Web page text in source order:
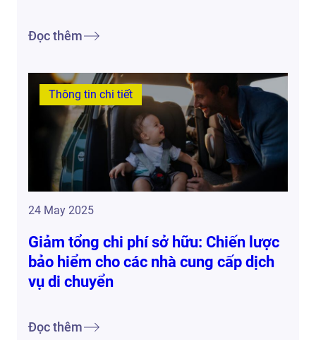
Đọc thêm
Thông tin chi tiết
24 May 2025
Giảm tổng chi phí sở hữu: Chiến lược
bảo hiểm cho các nhà cung cấp dịch
vụ di chuyển
Đọc thêm